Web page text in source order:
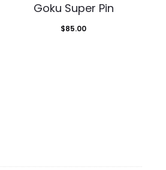
Goku Super Pin
$85.00